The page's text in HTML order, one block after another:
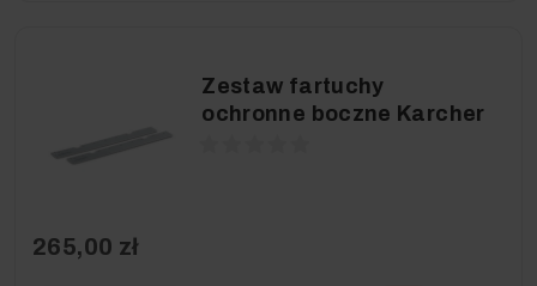
Zestaw fartuchy
ochronne boczne Karcher
265,00 zł